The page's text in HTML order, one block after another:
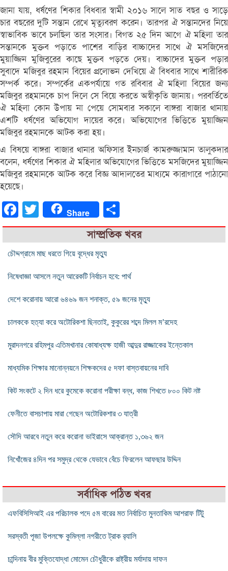
জানা যায়, ধর্ষণের শিকার বিধবার স্বামী ২০১৬ সালে সাত বছর ও সাড়ে
চার বছরের দুটি সন্তান রেখে মৃত্যুবরণ করেন। তারপর ঐ সন্তানদের নিয়ে
স্বাভাবিক ভাবে চলছিল তার সংসার। বিগত ২৫ দিন আগে ঐ মহিলা তার
সন্তানকে মুক্তব পড়াতে পাশের বাড়ির বাচ্চাদের সাথে ঐ মসজিদের
মুয়াজ্জিন মুজিবুরের কাছে মুক্তব পড়তে দেয়। বাচ্চাদের মুক্তব পড়ার
সুবাদে মজিবুর রহমান বিয়ের প্রলোভন দেখিয়ে ঐ বিধবার সাথে শারীরিক
সম্পর্ক করে। সম্পর্কের একপর্যায়ে গত রবিবার ঐ মহিলা বিয়ের জন্য
মজিবুর রহমানকে চাপ দিলে সে বিয়ে করতে অস্বীকৃতি জানায়। পরবর্তিতে
ঐ মহিলা কোন উপায় না পেয়ে সোমবার সকালে বাঙ্গরা বাজার থানায়
এশটি ধর্ষণের অভিযোগ দায়ের করে। অভিযোগের ভিত্তিতে মুয়াজ্জিন
মজিবুর রহমানকে আটক করা হয়।
এ বিষয়ে বাঙ্গরা বাজার থানার অফিসার ইনচার্জ কামরুজ্জামান তালুকদার
বলেন, ধর্ষণের শিকার ঐ মহিলার অভিযোগের ভিত্তিতে মসজিদের মুয়াজ্জিন
মজিবুর রহমানকে আটক করে বিজ্ঞ আদালতের মাধ্যমে কারাগারে পাঠানো
হয়েছে।
FacebookTwitter Share
সাম্প্রতিক খবর
চৌদ্দগ্রামে মাছ ধরতে গিয়ে বৃদ্ধের মৃত্যু
নিষেধাজ্ঞা আসলে নতুন আরেকটি নির্বাচন হবে: পার্থ
দেশে করোনায় আরো ৬৪৬৯ জন শনাক্ত, ৫৯ জনের মৃত্যু
চালককে হত্যা করে অটোরিকশা ছিনতাই, কুকুরের শব্দে মিলল ম’রদেহ
মুরাদনগরে রহিমপুর এতিমখানার কোষাধ্যক্ষ হাজী আব্দুর রাজ্জাকের ইন্তেকাল
মাধ্যমিক শিক্ষার মানোন্নয়নে শিক্ষকদের ৫ দফা বাস্তবায়নের দাবি
কিট সংকটে ২ দিন ধরে কুমেকে করোনা পরীক্ষা বন্ধ, কাজ শিখতে ৮০০ কিট নষ্ট
ফেনীতে বাসচাপায় মারা গেছেন অটোরিকশার ৩ যাত্রী
সৌদি আরবে নতুন করে করোনা ভাইরাসে আক্রান্ত ১,৩৬২ জন
নিখোঁজের ৪দিন পর সমুদ্র থেকে যেভাবে বেঁচে ফিরলেন আফছার উদ্দিন
সর্বাধিক পঠিত খবর
এফবিসিসিআই এর পরিচালক পদে ৫ম বারের মত নির্বাচিত মুনতাকিম আশরাফ টিটু
সরস্বতী পূজা উপলক্ষে কুমিল্লা নগরীতে ট্রাক র‌্যালি
চান্দিনায় বীর মুক্তিযোদ্ধা মোমেন চৌধুরীকে রাষ্ট্রীয় মর্যাদায় দাফন